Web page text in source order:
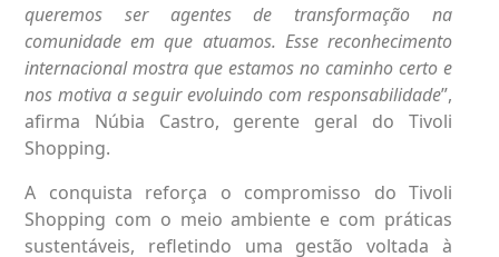
queremos ser agentes de transformação na
comunidade em que atuamos. Esse reconhecimento
internacional mostra que estamos no caminho certo e
nos motiva a seguir evoluindo com responsabilidade”,
afirma Núbia Castro, gerente geral do Tivoli
Shopping.
A conquista reforça o compromisso do Tivoli
Shopping com o meio ambiente e com práticas
sustentáveis, refletindo uma gestão voltada à